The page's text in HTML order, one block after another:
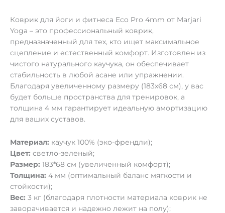
Коврик для йоги и фитнеса Eco Pro 4mm от Marjari
Yoga – это профессиональный коврик,
предназначенный для тех, кто ищет максимальное
сцепление и естественный комфорт. Изготовлен из
чистого натурального каучука, он обеспечивает
стабильность в любой асане или упражнении.
Благодаря увеличенному размеру (183х68 см), у вас
будет больше пространства для тренировок, а
толщина 4 мм гарантирует идеальную амортизацию
для ваших суставов.
Материал: каучук 100% (эко-френдли);
Цвет: светло-зеленый;
Размер: 183*68 см (увеличенный комфорт);
Толщина: 4 мм (оптимальный баланс мягкости и
стойкости);
Вес: 3 кг (благодаря плотности материала коврик не
заворачивается и надежно лежит на полу);